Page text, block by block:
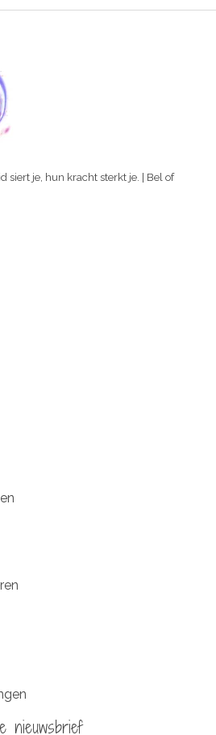
siert je, hun kracht sterkt je. | Bel of
nieuwsbrief